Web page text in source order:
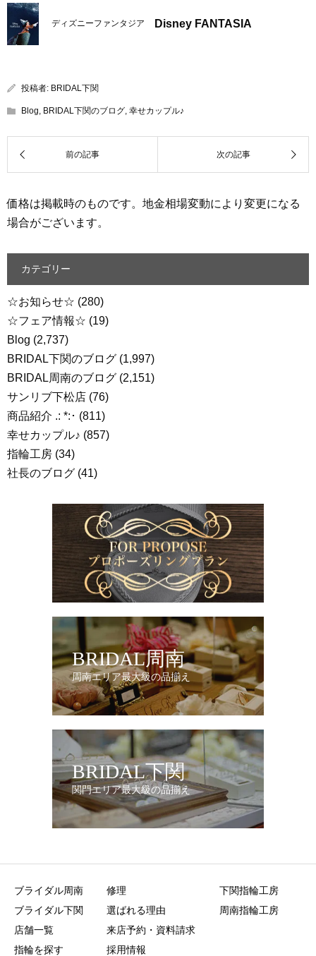
ディズニーファンタジア Disney FANTASIA
投稿者: BRIDAL下関
Blog, BRIDAL下関のブログ, 幸せカップル♪
価格は掲載時のものです。地金相場変動により変更になる
場合がございます。
カテゴリー
☆お知らせ☆ (280)
☆フェア情報☆ (19)
Blog (2,737)
BRIDAL下関のブログ (1,997)
BRIDAL周南のブログ (2,151)
サンリブ下松店 (76)
商品紹介 .: *:･ (811)
幸せカップル♪ (857)
指輪工房 (34)
社長のブログ (41)
BRIDAL周南
周南エリア最大級の品揃え
BRIDAL下関
関門エリア最大級の品揃え
ブライダル周南
ブライダル下関
店舗一覧
指輪を探す
修理
選ばれる理由
来店予約・資料請求
採用情報
下関指輪工房
周南指輪工房